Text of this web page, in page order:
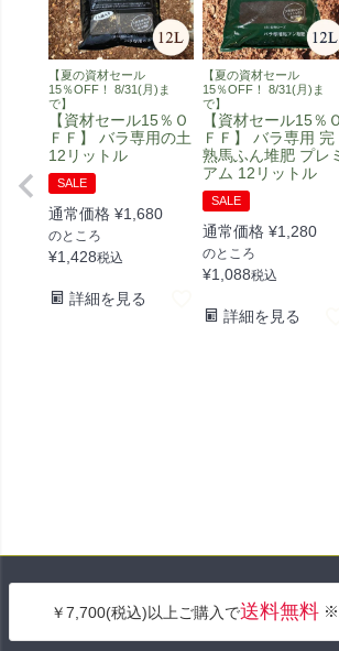
【夏の資材セール
15％OFF！ 8/31(月)ま
で】
【資材セール15％Ｏ
ＦＦ】 バラ専用の土
12リットル
SALE
通常価格 ¥1,680
のところ
¥1,428税込
詳細を見る
【夏の資材セール
15％OFF！ 8/31(月)ま
で】
【資材セール15％Ｏ
ＦＦ】 バラ専用 完
熟馬ふん堆肥 プレ
アム 12リットル
SALE
通常価格 ¥1,280
のところ
¥1,088税込
詳細を見る
￥7,700(税込)以上ご購入で送料無料 ※